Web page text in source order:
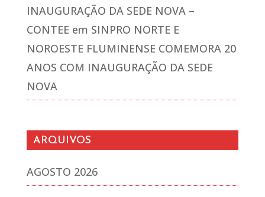
INAUGURAÇÃO DA SEDE NOVA –
CONTEE em SINPRO NORTE E
NOROESTE FLUMINENSE COMEMORA 20
ANOS COM INAUGURAÇÃO DA SEDE
NOVA
ARQUIVOS
AGOSTO 2026